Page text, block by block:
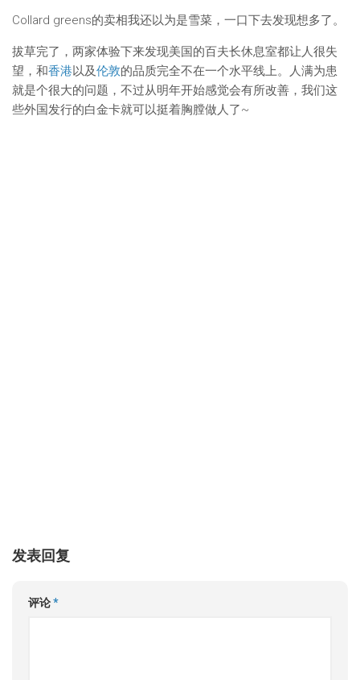
Collard greens的卖相我还以为是雪菜，一口下去发现想多了。
拔草完了，两家体验下来发现美国的百夫长休息室都让人很失
望，和香港以及伦敦的品质完全不在一个水平线上。人满为患
就是个很大的问题，不过从明年开始感觉会有所改善，我们这
些外国发行的白金卡就可以挺着胸膛做人了~
发表回复
评论*